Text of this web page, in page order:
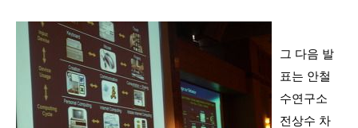
그 다음 발
표는 안철
수연구소
전상수 차